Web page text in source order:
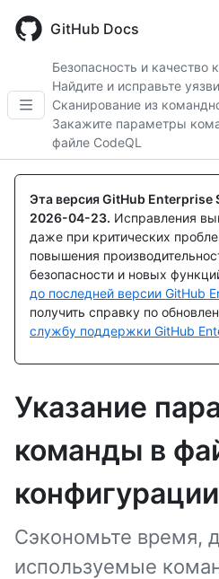
main
GitHub Docs
Безопасность и качество
Найдите и исправьте
Сканирование из
Закажите параметры
файле CodeQL
Эта версия GitHub
2026-04-23. Исправления
даже при критических
повышения
безопасности и новых
до последней версии GitHub
получить справку по
службу поддержки GitHub
Указание
команды в
Сэкономьте время,
используемые